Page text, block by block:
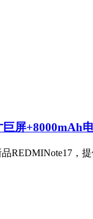
屏+8000mAh
REDMINote17，